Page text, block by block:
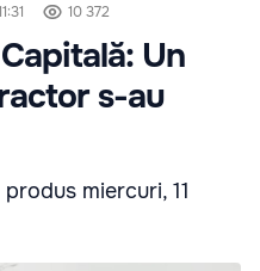
10 372
Un
s-au
miercuri, 11